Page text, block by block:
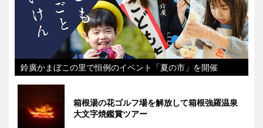
鈴廣かまぼこの里で恒例のイベント「夏の市」を開催
箱根湯の花ゴルフ場を解放して箱根強羅温泉
大文字焼鑑賞ツアー